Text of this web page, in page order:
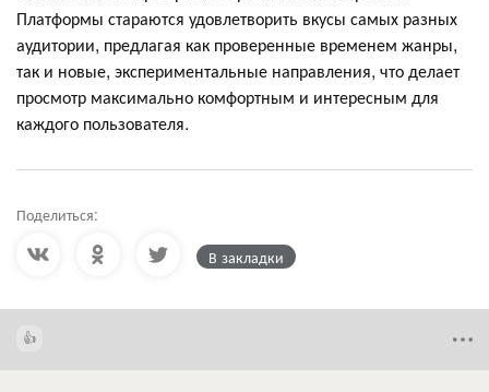
Платформы стараются удовлетворить вкусы самых разных
аудитории, предлагая как проверенные временем жанры,
так и новые, экспериментальные направления, что делает
просмотр максимально комфортным и интересным для
каждого пользователя.
Поделиться:
В закладки